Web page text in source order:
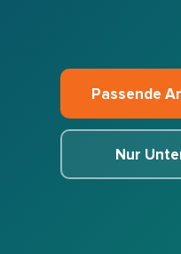
Passende
Nur